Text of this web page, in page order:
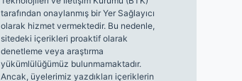
tarafından onaylanmış bir Yer Sağlayıcı
olarak hizmet vermektedir. Bu nedenle,
sitedeki içerikleri proaktif olarak
denetleme veya araştırma
yükümlülüğümüz bulunmamaktadır.
Ancak, üyelerimiz yazdıkları içeriklerin